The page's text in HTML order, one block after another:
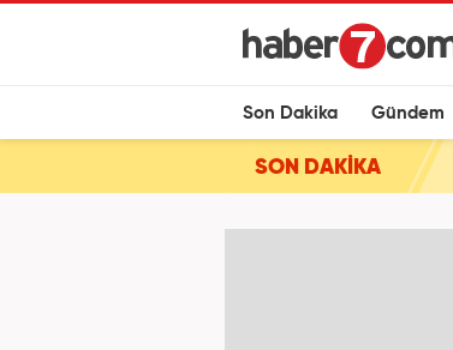
Son Dakika Gündem
SON DAKİKA